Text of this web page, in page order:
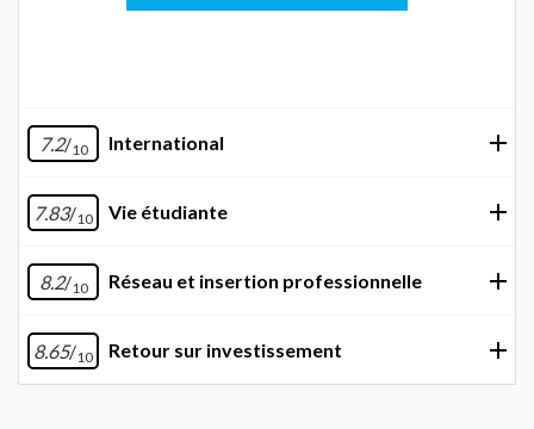
7.2/10 International
7.83/10 Vie étudiante
8.2/10 Réseau et insertion professionnelle
8.65/10 Retour sur investissement